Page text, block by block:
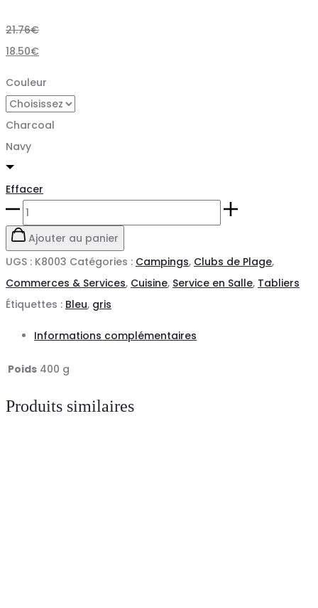
21.76€
18.50€
Couleur
Charcoal
Navy
Effacer
quantité
de
Tablier
Vintage
Ajouter au panier
UGS : K8003 Catégories : Campings, Clubs de Plage,
Commerces & Services, Cuisine, Service en Salle, Tabliers
Étiquettes : Bleu, gris
Informations complémentaires
Poids 400 g
Produits similaires